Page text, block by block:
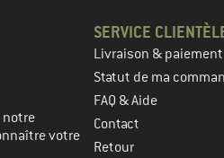
notre
votre
SERVICE
Livraison & paiement
Statut de ma
FAQ & Aide
Contact
Retour